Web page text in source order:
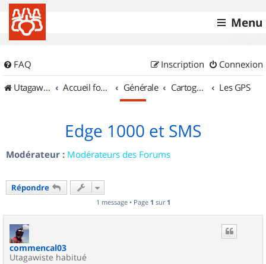
Menu
FAQ Connexion
Inscription
UtagawaVTT (Randos VTT et VTTAE avec traces GPS)
Accueil forum Générale Cartographie et GPS Les GPS
Edge 1000 et SMS
Modérateur : Modérateurs des Forums
Répondre
1 message • Page 1 sur 1
commencal03
Utagawiste habitué